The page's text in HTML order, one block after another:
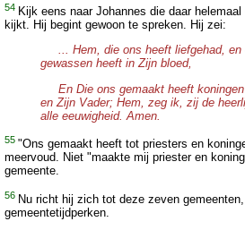
54 Kijk eens naar Johannes die daar
kijkt. Hij begint gewoon te spreken. Hij zei:
... Hem, die ons heeft liefgehad,
gewassen heeft in Zijn bloed,
En Die ons gemaakt heeft
en Zijn Vader; Hem, zeg ik, zij de
alle eeuwigheid. Amen.
55 "Ons gemaakt heeft tot priesters en
meervoud. Niet "maakte mij priester en
gemeente.
56 Nu richt hij zich tot deze zeven
gemeentetijdperken.